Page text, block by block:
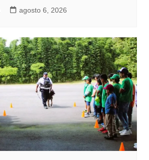
agosto 6, 2026